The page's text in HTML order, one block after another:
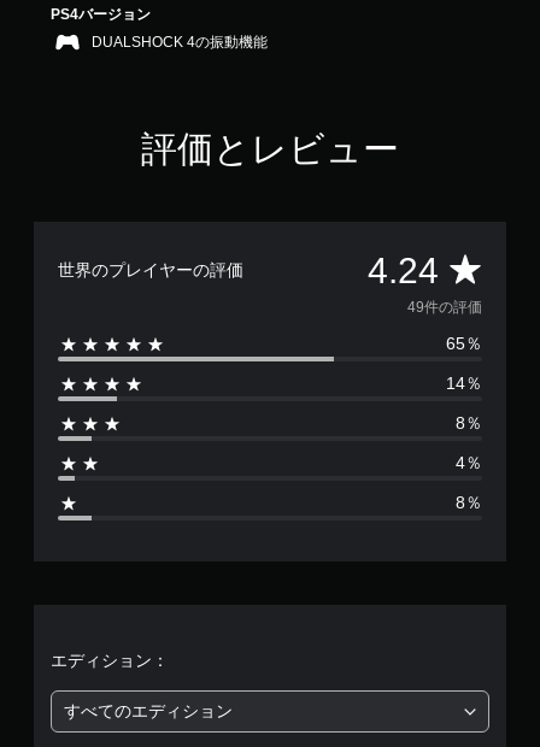
.
2
4
PS4バージョン
DUALSHOCK 4の振動機能
評価とレビュー
世界のプレイヤーの評価 4.24 評
価
数
は
9
価
49件の評価
65％
14％
8％
4％
8％
エディション：
すべてのエディション